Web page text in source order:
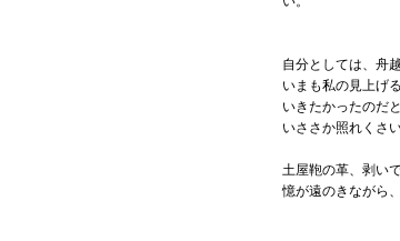
自分としては、舟
いまも私の見上げ
いきたかったのだ
いささか照れくさ
土屋鞄の革、剥い
憶が遠のきながら